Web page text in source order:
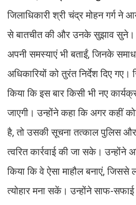
जिलाधिकारी श्री चंद्र मोहन गर्ग
से बातचीत की और उनके सुझाव
अपनी समस्याएं भी बताईं, जिनके
अधिकारियों को तुरंत निर्देश दिए गए।
किया कि इस बार किसी भी नए
जाएगी। उन्होंने कहा कि अगर कहीं
है, तो उसकी सूचना तत्काल पुलिस
त्वरित कार्रवाई की जा सके। उन्होंने
किया कि वे ऐसा माहौल बनाएं, जिससे
त्योहार मना सकें। उन्होंने साफ-